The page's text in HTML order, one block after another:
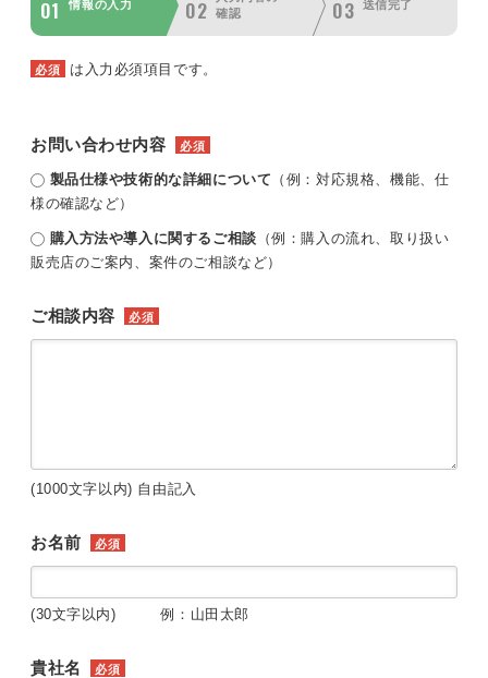
01 情報の入力 02
確認
03 送信完了
必須 は入力必須項目です。
お問い合わせ内容 必須
製品仕様や技術的な詳細について （例：対応規格、機能、仕
様の確認など）
購入方法や導入に関するご相談 （例：購入の流れ、取り扱い
販売店のご案内、案件のご相談など）
ご相談内容 必須
(1000文字以内) 自由記入
お名前 必須
(30文字以内) 例：山田太郎
貴社名 必須